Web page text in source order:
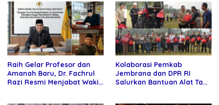
Raih Gelar Profesor dan
Amanah Baru, Dr. Fachrul
Razi Resmi Menjabat Wakil
Kolaborasi Pemkab
Jembrana dan DPR RI
Salurkan Bantuan Alat Tani